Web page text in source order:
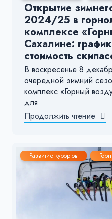
Открытие
2024/25 в
комплексе
Сахалине:
стоимость
В воскресенье 8
очередной зимний
комплекс «Горный
для
Продолжить чтение
Развитие курортов